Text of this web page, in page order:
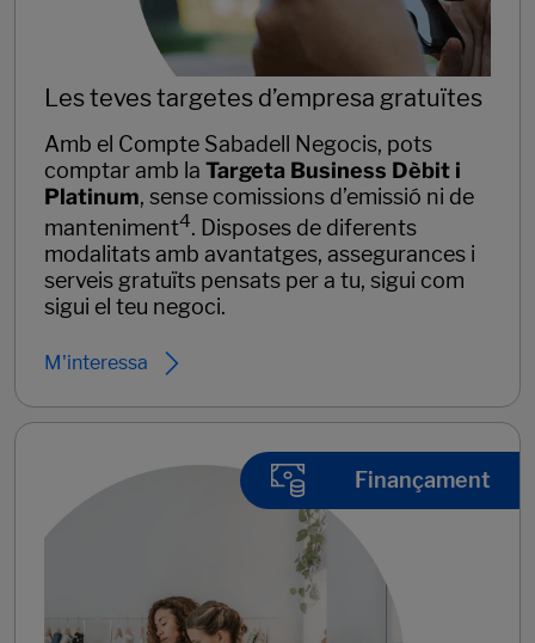
Les teves targetes d’empresa gratuïtes
Amb el Compte Sabadell Negocis, pots
comptar amb la Targeta Business Dèbit i
Platinum, sense comissions d’emissió ni de
manteniment4. Disposes de diferents
modalitats amb avantatges, assegurances i
serveis gratuïts pensats per a tu, sigui com
sigui el teu negoci.
M'interessa
Finançament